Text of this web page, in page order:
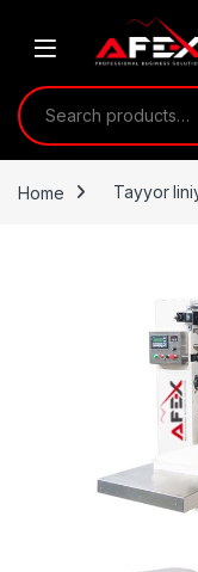
Search for:
Home Tayyor